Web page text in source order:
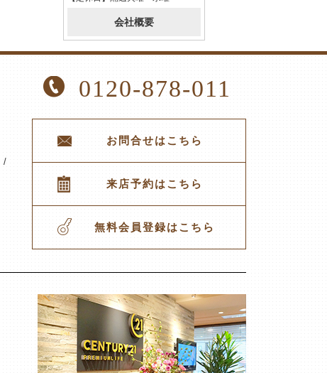
会社概要
0120-878-011
お問合せはこちら
来店予約はこちら
無料会員登録はこちら